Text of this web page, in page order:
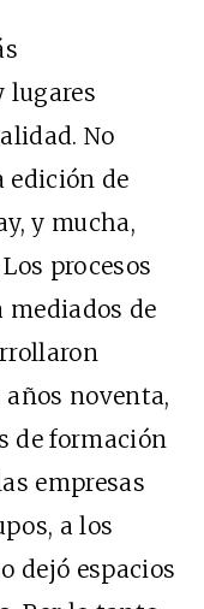
lugares
No
edición de
y mucha,
procesos
mediados de
noventa,
de formación
empresas
a los
dejó espacios